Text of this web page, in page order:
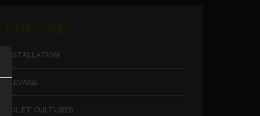
INSTALLATION
ÉLEVAGE
SOL ET CULTURES